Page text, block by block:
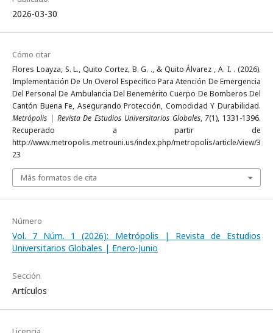
2026-03-30
Cómo citar
Flores Loayza, S. L., Quito Cortez, B. G. ., & Quito Álvarez , A. I. . (2026).
Implementación De Un Overol Específico Para Atención De Emergencia
Del Personal De Ambulancia Del Benemérito Cuerpo De Bomberos Del
Cantón Buena Fe, Asegurando Protección, Comodidad Y Durabilidad.
Metrópolis | Revista De Estudios Universitarios Globales, 7(1), 1331-1396.
Recuperado a partir de
http://www.metropolis.metrouni.us/index.php/metropolis/article/view/3
23
Más formatos de cita
Número
Vol. 7 Núm. 1 (2026): Metrópolis | Revista de Estudios
Universitarios Globales | Enero-Junio
Sección
Artículos